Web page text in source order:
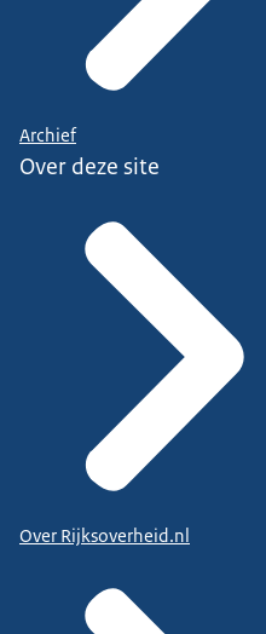
Archief
Over deze site
Over Rijksoverheid.nl